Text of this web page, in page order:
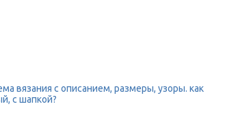
вязания с описанием, размеры, узоры. как
с шапкой?